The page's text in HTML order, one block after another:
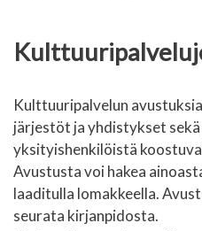
Kulttuuripalvelun
järjestöt ja yhdistykset
yksityishenkilöistä
Avustusta voi hakea
laaditulla lomakkeella.
seurata kirjanpidosta.